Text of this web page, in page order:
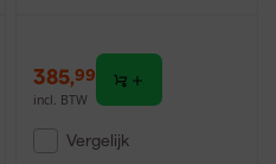
385,99
incl. BTW
Vergelijk